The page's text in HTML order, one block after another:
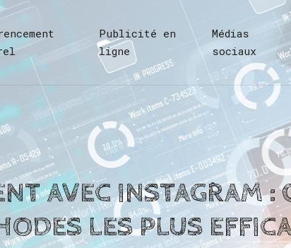
Publicité en
ligne
Médias
sociaux
AVEC INSTAGRAM
LES PLUS